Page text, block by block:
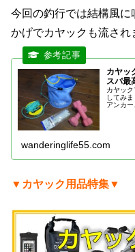
今回の釣行では結構風
かげでカヤックも流され
カヤッ
スパ最
カヤッ
してみ
アンカ
wanderinglife55.com
▼カヤック用品特集▼